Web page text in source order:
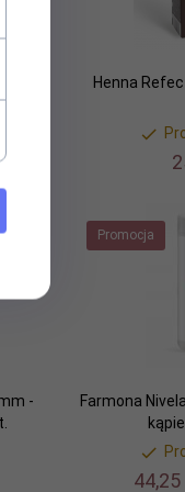
ml Henna
-
Promocja
Farmona
44,25